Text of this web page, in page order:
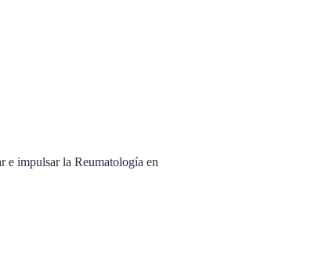
e impulsar la Reumatología en